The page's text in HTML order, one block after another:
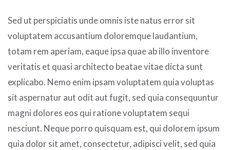
Sed ut perspiciatis unde omnis iste natus error sit
voluptatem accusantium doloremque laudantium,
totam rem aperiam, eaque ipsa quae ab illo inventore
veritatis et quasi architecto beatae vitae dicta sunt
explicabo. Nemo enim ipsam voluptatem quia voluptas
sit aspernatur aut odit aut fugit, sed quia consequuntur
magni dolores eos qui ratione voluptatem sequi
nesciunt. Neque porro quisquam est, qui dolorem ipsum
quia dolor sit amet, consectetur, adipisci velit, sed quia